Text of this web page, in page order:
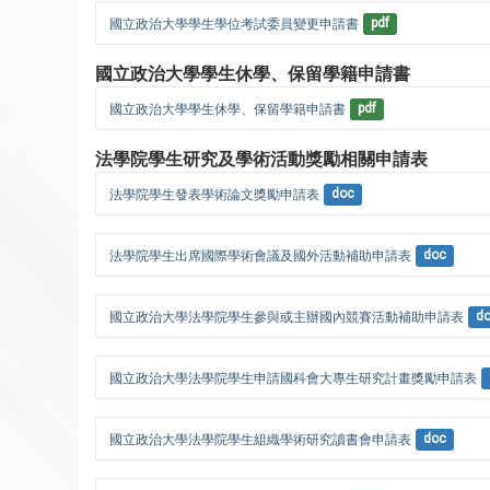
國立政治大學學生學位考試委員變更申請書 pdf
國立政治大學學生休學、保留學籍申請書
國立政治大學學生休學、保留學籍申請書 pdf
法學院學生研究及學術活動獎勵相關申請表
法學院學生發表學術論文獎勵申請表 doc
法學院學生出席國際學術會議及國外活動補助申請表 doc
國立政治大學法學院學生參與或主辦國內競賽活動補助申請表
國立政治大學法學院學生申請國科會大專生研究計畫獎勵申請表
國立政治大學法學院學生組織學術研究讀書會申請表 doc